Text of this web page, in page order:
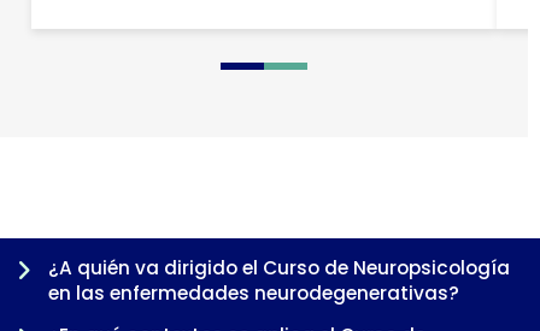
0 1 2 3
¿A quién va dirigido el Curso de Neuropsicología
en las enfermedades neurodegenerativas?